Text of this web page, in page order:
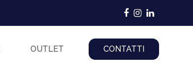
Facebook
Instagram
LinkedIn
OUTLET CONTATTI